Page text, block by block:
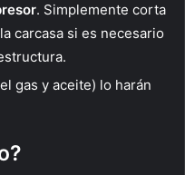
. Simplemente corta
carcasa si es necesario
gas y aceite) lo harán